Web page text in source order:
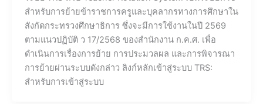
สำหรับการย้ายข้าราชการครูและบุคลากรทางการศึกษาใน
สังกัดกระทรวงศึกษาธิการ ซึ่งจะมีการใช้งานในปี 2569
ตามแนวปฏิบัติ ว 17/2568 ของสำนักงาน ก.ค.ศ. เพื่อ
ดำเนินการเรื่องการย้าย การประมวลผล และการพิจารณา
การย้ายผ่านระบบดังกล่าว ลิงก์หลักเข้าสู่ระบบ TRS:
สำหรับการเข้าสู่ระบบ